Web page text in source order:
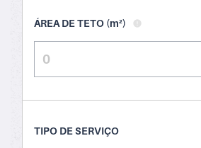
ÁREA DE TETO (m²)
TIPO DE SERVIÇO